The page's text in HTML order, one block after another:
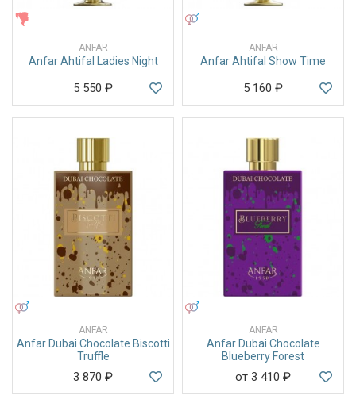
ANFAR
Anfar Ahtifal Ladies Night
5 550 ₽
ANFAR
Anfar Ahtifal Show Time
5 160 ₽
ANFAR
Anfar Dubai Chocolate Biscotti
Truffle
3 870 ₽
ANFAR
Anfar Dubai Chocolate
Blueberry Forest
от 3 410 ₽